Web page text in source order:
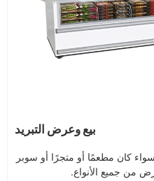
بيع وعرض التبريد
كان مطعمًا أو متجرًا أو سوبر
من جميع الأنواع.